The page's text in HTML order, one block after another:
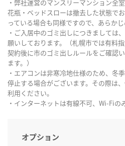
・弊社運営のマンスリーマンション全
花瓶・ベッドスローは撤去した状態で
っている場合も同様ですので、あらかじ
・ご入居中のゴミ出しにつきましては
願いしております。（札幌市では有料
契約後に市のゴミ出しルールをご確認
ます。）
・エアコンは非寒冷地仕様のため、冬
停止する場合がございます。その際は
利用ください。
・インターネットは有線不可、Wi-Fiの
オプション